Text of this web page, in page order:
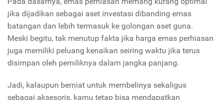
jika dijadikan sebagai aset investasi dibanding emas
batangan dan lebih termasuk ke golongan aset guna.
Meski begitu, tak menutup fakta jika harga emas perhiasan
juga memiliki peluang kenaikan seiring waktu jika terus
disimpan oleh pemiliknya dalam jangka panjang.
Jadi, kalaupun berniat untuk membelinya sekaligus
sebagai aksesoris, kamu tetap bisa mendapatkan